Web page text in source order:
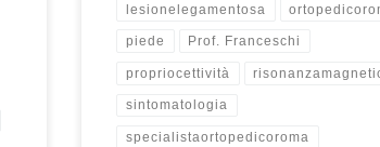
lesionelegamentosa
piede Prof. Franceschi
propriocettività
sintomatologia
specialistaortopedicoroma